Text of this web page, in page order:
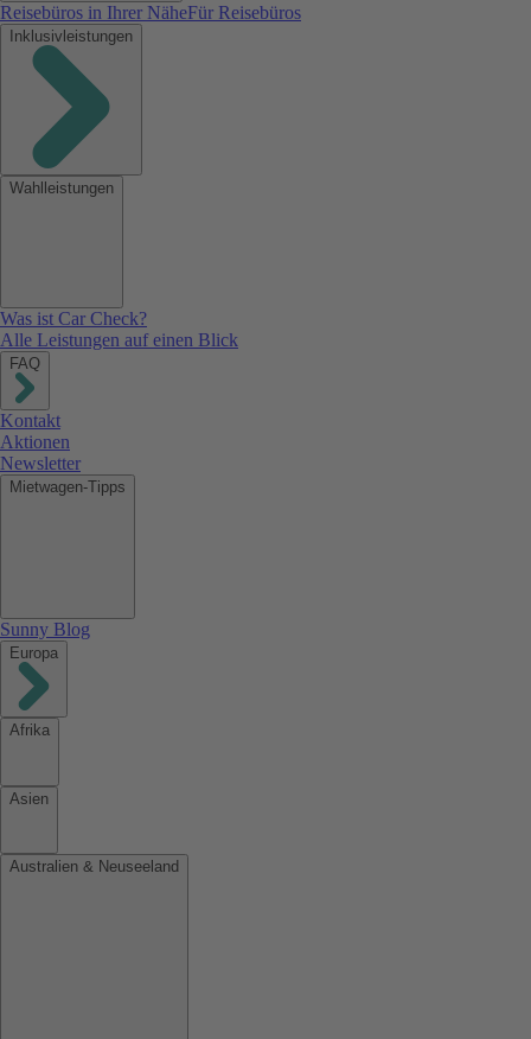
Reisebüros in Ihrer NäheFür Reisebüros
Inklusivleistungen
Wahlleistungen
Was ist Car Check?
Alle Leistungen auf einen Blick
FAQ
Kontakt
Aktionen
Newsletter
Mietwagen-Tipps
Sunny Blog
Europa
Afrika
Asien
Australien & Neuseeland